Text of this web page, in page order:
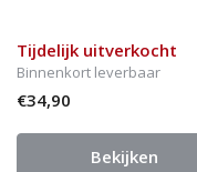
Tijdelijk uitverkocht
Binnenkort leverbaar
€34,90
Bekijken